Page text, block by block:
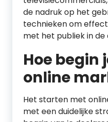
de nadruk op het
technieken om
met het publiek in de
Hoe begin
online
Het starten met
met een duidelijke